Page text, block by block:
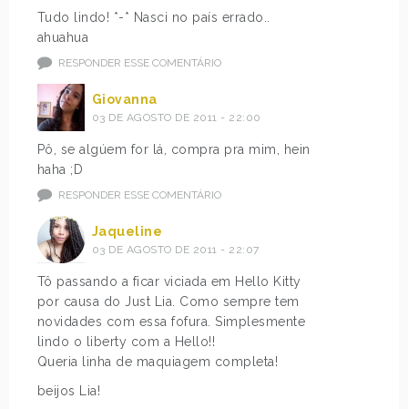
Tudo lindo! *-* Nasci no país errado..
ahuahua
RESPONDER ESSE COMENTÁRIO
Giovanna
03 DE AGOSTO DE 2011 - 22:00
Pô, se algúem for lá, compra pra mim, hein
haha ;D
RESPONDER ESSE COMENTÁRIO
Jaqueline
03 DE AGOSTO DE 2011 - 22:07
Tô passando a ficar viciada em Hello Kitty
por causa do Just Lia. Como sempre tem
novidades com essa fofura. Simplesmente
lindo o liberty com a Hello!!
Queria linha de maquiagem completa!
beijos Lia!